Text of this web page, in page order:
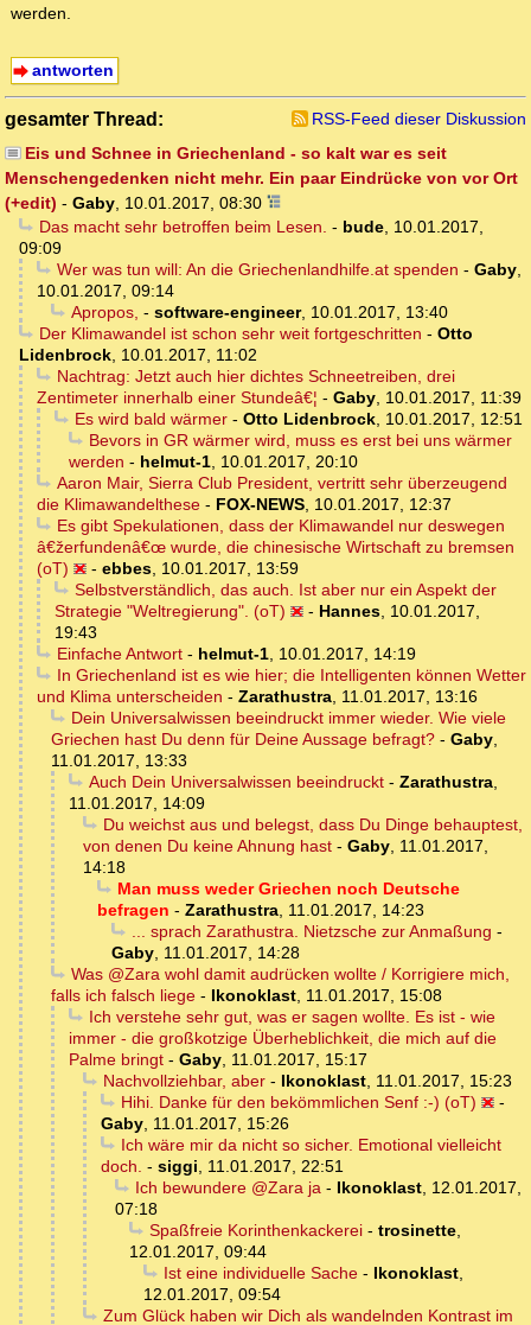
werden.
antworten
gesamter Thread:
RSS-Feed dieser Diskussion
Eis und Schnee in Griechenland - so kalt war es seit
Menschengedenken nicht mehr. Ein paar Eindrücke von vor Ort
(+edit) - Gaby, 10.01.2017, 08:30
Das macht sehr betroffen beim Lesen. - bude, 10.01.2017,
09:09
Wer was tun will: An die Griechenlandhilfe.at spenden - Gaby,
10.01.2017, 09:14
Apropos, - software-engineer, 10.01.2017, 13:40
Der Klimawandel ist schon sehr weit fortgeschritten - Otto
Lidenbrock, 10.01.2017, 11:02
Nachtrag: Jetzt auch hier dichtes Schneetreiben, drei
Zentimeter innerhalb einer Stundeâ€¦ - Gaby, 10.01.2017, 11:39
Es wird bald wärmer- Otto Lidenbrock, 10.01.2017, 12:51
Bevors in GR wärmer wird, muss es erst bei uns wärmer
werden - helmut-1, 10.01.2017, 20:10
Aaron Mair, Sierra Club President, vertritt sehr überzeugend
die Klimawandelthese - FOX-NEWS, 10.01.2017, 12:37
Es gibt Spekulationen, dass der Klimawandel nur deswegen
â€žerfundenâ€œ wurde, die chinesische Wirtschaft zu bremsen
(oT)
- ebbes, 10.01.2017, 13:59
Selbstverständlich, das auch. Ist aber nur ein Aspekt der
Strategie "Weltregierung". (oT)
- Hannes, 10.01.2017,
19:43
Einfache Antwort- helmut-1, 10.01.2017, 14:19
In Griechenland ist es wie hier; die Intelligenten können Wetter
und Klima unterscheiden - Zarathustra, 11.01.2017, 13:16
Dein Universalwissen beeindruckt immer wieder. Wie viele
Griechen hast Du denn für Deine Aussage befragt? - Gaby,
11.01.2017, 13:33
Auch Dein Universalwissen beeindruckt- Zarathustra,
11.01.2017, 14:09
Du weichst aus und belegst, dass Du Dinge behauptest,
von denen Du keine Ahnung hast - Gaby, 11.01.2017,
14:18
Man muss weder Griechen noch Deutsche
befragen - Zarathustra, 11.01.2017, 14:23
... sprach Zarathustra. Nietzsche zur Anmaßung -
Gaby, 11.01.2017, 14:28
Was @Zara wohl damit audrücken wollte / Korrigiere mich,
falls ich falsch liege - Ikonoklast, 11.01.2017, 15:08
Ich verstehe sehr gut, was er sagen wollte. Es ist - wie
immer - die großkotzige Überheblichkeit, die mich auf die
Palme bringt - Gaby, 11.01.2017, 15:17
Nachvollziehbar, aber- Ikonoklast, 11.01.2017, 15:23
Hihi. Danke für den bekömmlichen Senf :-) (oT)
-
Gaby, 11.01.2017, 15:26
Ich wäre mir da nicht so sicher. Emotional vielleicht
doch. - siggi, 11.01.2017, 22:51
Ich bewundere @Zara ja- Ikonoklast, 12.01.2017,
07:18
Spaßfreie Korinthenkackerei- trosinette,
12.01.2017, 09:44
Ist eine individuelle Sache- Ikonoklast,
12.01.2017, 09:54
Zum Glück haben wir Dich als wandelnden Kontrast im